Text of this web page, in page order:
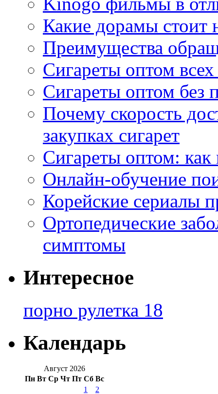
Какие дорамы стоит
Преимущества
Сигареты оптом
Сигареты оптом без
Почему скорость
закупках сигарет
Сигареты оптом:
Онлайн-обучение
Корейские сериалы
Ортопедические
симптомы
Интересное
порно рулетка 18
Календарь
Август 2026
Пн Вт Ср Чт Пт Сб Вс
1
2